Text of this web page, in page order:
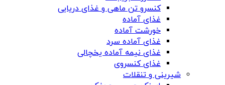
کنسرو تن ماهی و غذای دریایی
غذای آماده
خورشت آماده
غذای آماده سرد
غذای نیمه آماده یخچالی
غذای کنسروی
شیرینی و تنقلات